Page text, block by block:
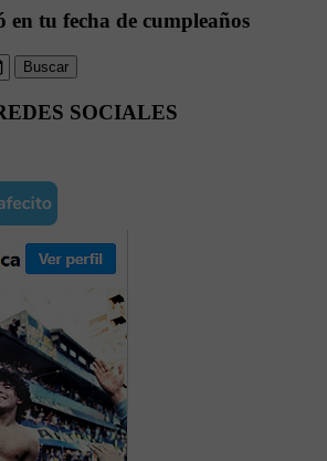
en tu fecha de cumpleaños
Buscar
SOCIALES